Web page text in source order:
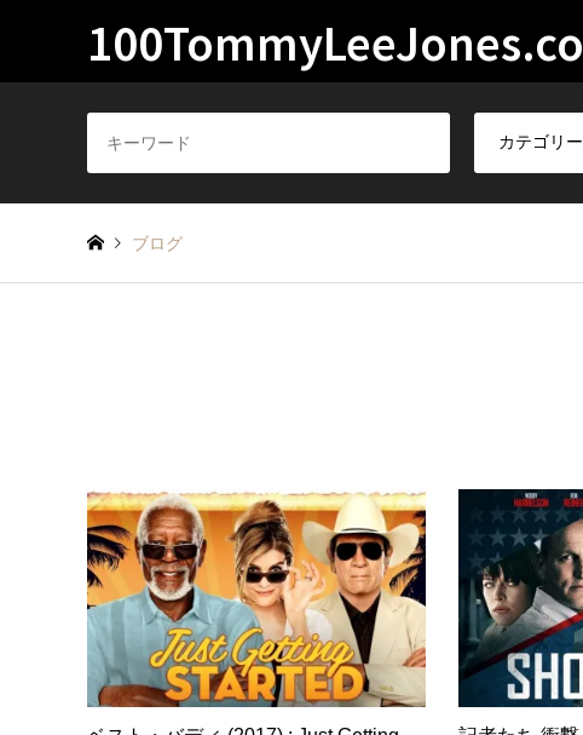
ブログ